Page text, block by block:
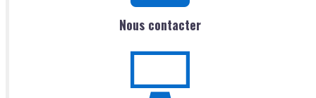
Nous contacter